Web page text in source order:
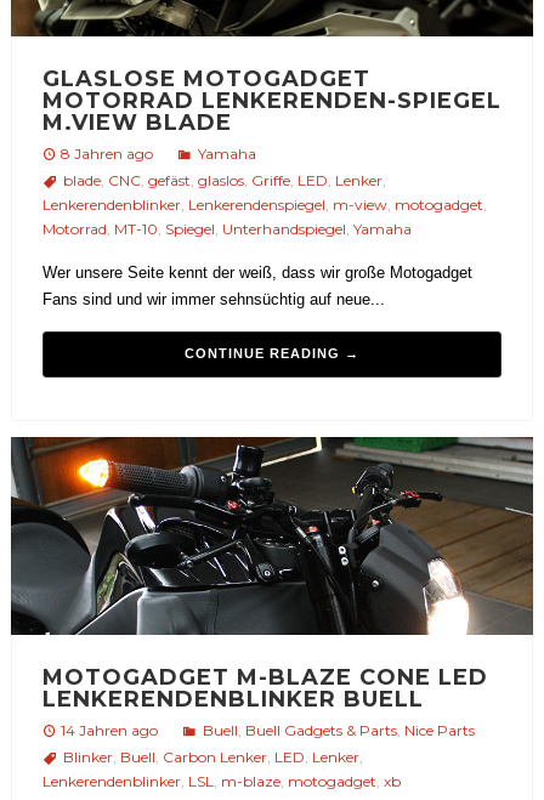
GLASLOSE MOTOGADGET
MOTORRAD LENKERENDEN-SPIEGEL
M.VIEW BLADE
8 Jahren ago
Yamaha
blade, CNC, gefäst glaslos, Griffe, LED Lenker,
Lenkerendenblinker, Lenkerendenspiegel m-view, motogadget
Motorrad MT-10 Spiegel Unterhandspiegel Yamaha
Wer unsere Seite kennt der weiß, dass wir große Motogadget
Fans sind und wir immer sehnsüchtig auf neue...
CONTINUE READING →
MOTOGADGET M-BLAZE CONE LED
LENKERENDENBLINKER BUELL
14 Jahren ago Buell, Buell Gadgets & Parts, Nice Parts
Blinker, Buell, Carbon Lenker, LED, Lenker,
Lenkerendenblinker, LSL, m-blaze, motogadget, xb